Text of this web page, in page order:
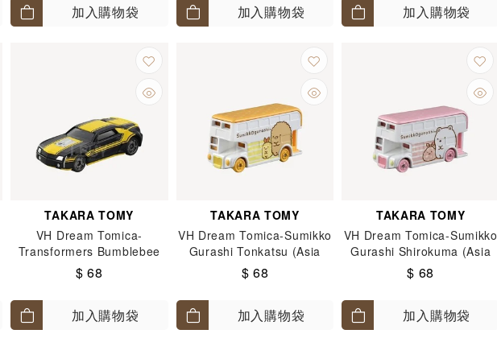
加入購物袋 加入購物袋 加入購物袋
TAKARA TOMY
VH Dream Tomica-
Transformers Bumblebee
Redeco
$ 68
加入購物袋
TAKARA TOMY
VH Dream Tomica-Sumikko
Gurashi Tonkatsu (Asia
Ver.)
$ 68
加入購物袋
TAKARA TOMY
VH Dream Tomica-Sumikko
Gurashi Shirokuma (Asia
Ver.)
$ 68
加入購物袋